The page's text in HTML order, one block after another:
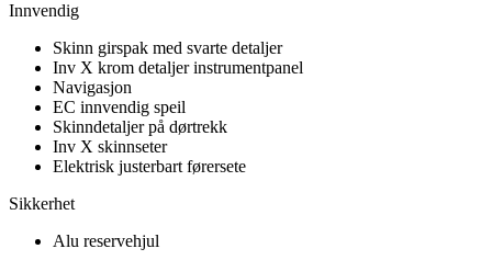
Innvendig
Skinn girspak med svarte detaljer
Inv X krom detaljer instrumentpanel
Navigasjon
EC innvendig speil
Skinndetaljer på dørtrekk
Inv X skinnseter
Elektrisk justerbart førersete
Sikkerhet
Alu reservehjul